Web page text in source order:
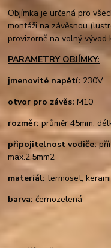
Objímka je určená pro
montáži na závěsnou
provizorně na volný vývod
PARAMETRY OBJÍMKY:
jmenovité napětí: 230V
otvor pro závěs:M10
rozměr: průměr 45mm;
připojitelnost vodiče:
max.2,5mm2
materiál: termoset,
barva:černozelená